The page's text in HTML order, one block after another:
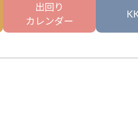
出回り
カレンダー